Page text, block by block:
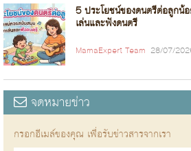
5 ประโยชน์ของดนตรีต่อลูก
เล่นและฟังดนตรี
MamaExpert Team 28/07/
จดหมายข่าว
กรอกอีเมล์ของคุณ เพื่อรับข่าวสารจากเรา